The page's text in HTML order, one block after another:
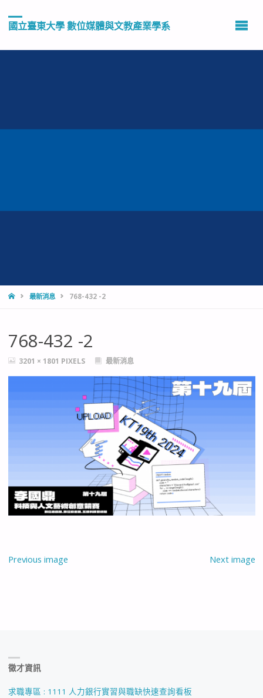
國立臺東大學 數位媒體與文教產業學系
HOME最新消息 768-432 -2
768-432 -2
FULL3201 × 1801 PIXELS 最新消息
Previous image Next image
徵才資訊
求職專區 : 1111 人力銀行實習與職缺快速查詢看板